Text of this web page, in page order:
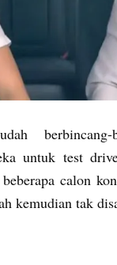
berbincang-
untuk test
calon
kemudian tak